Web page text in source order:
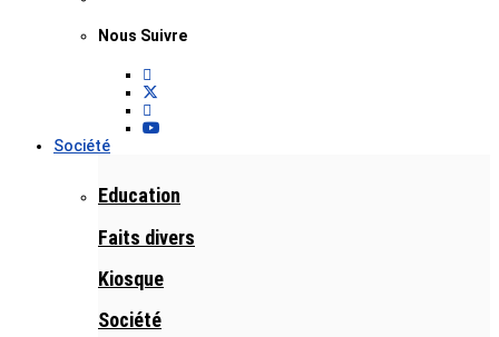
Nous Suivre
Société
Education
Faits divers
Kiosque
Société